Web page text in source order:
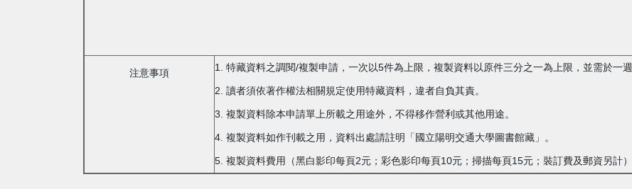
注意事項
1. 特藏資料之調閱/複製申請，一次以5件為上限，複製資料以原件三分之一為上限，並需於一週
2. 讀者須依著作權法相關規定使用特藏資料，違者自負其責。
3. 複製資料除本申請單上所載之用途外，不得移作營利或其他用途。
4. 複製資料如作刊載之用，資料出處請註明「國立陽明交通大學圖書館藏」。
5. 複製資料費用（黑白影印每頁2元；彩色影印每頁10元；掃描每頁15元；裝訂費及郵資另計）